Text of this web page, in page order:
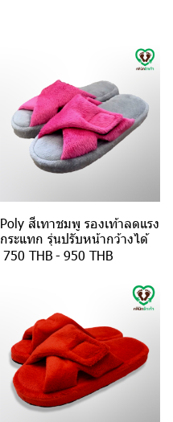
Poly สีเทาชมพู รองเท้าลดแรง
กระแทก รุ่นปรับหน้ากว้างได้
750 THB-950 THB